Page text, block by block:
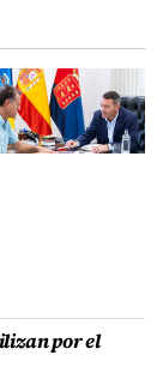
por el